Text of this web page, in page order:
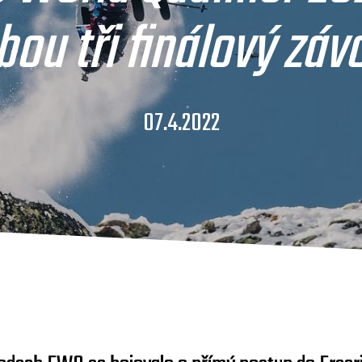
tři finálový
07.4.2022